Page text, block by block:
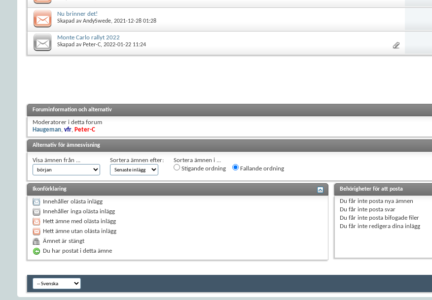
Nu brinner det!
Skapad avAndySwede, 2021-12-28 01:28
Monte Carlo rallyt 2022
Skapad av Peter-C, 2022-01-22 11:24
Foruminformation och alternativ
Moderatorer i detta forum
Haugeman, vfr, Peter-C
Alternativ för ämnesvisning
Visa ämnen från ... Sortera ämnen efter:
Sortera ämnen i ...
Stigande ordning
Fallande ordning
Ikonförklaring
Innehåller olästa inlägg
Innehåller inga olästa inlägg
Hett ämne med olästa inlägg
Hett ämne utan olästa inlägg
Ämnet är stängt
Du har postat i detta ämne
Behörigheter för att posta
Dufår inte posta nya ämnen
Dufår inte posta svar
Dufår inte posta bifogade filer
Dufår inte redigera dina inlägg